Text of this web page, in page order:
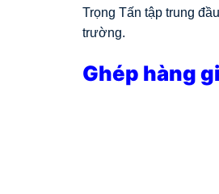
Trọng Tấn tập trung
trường.
Ghép hàng